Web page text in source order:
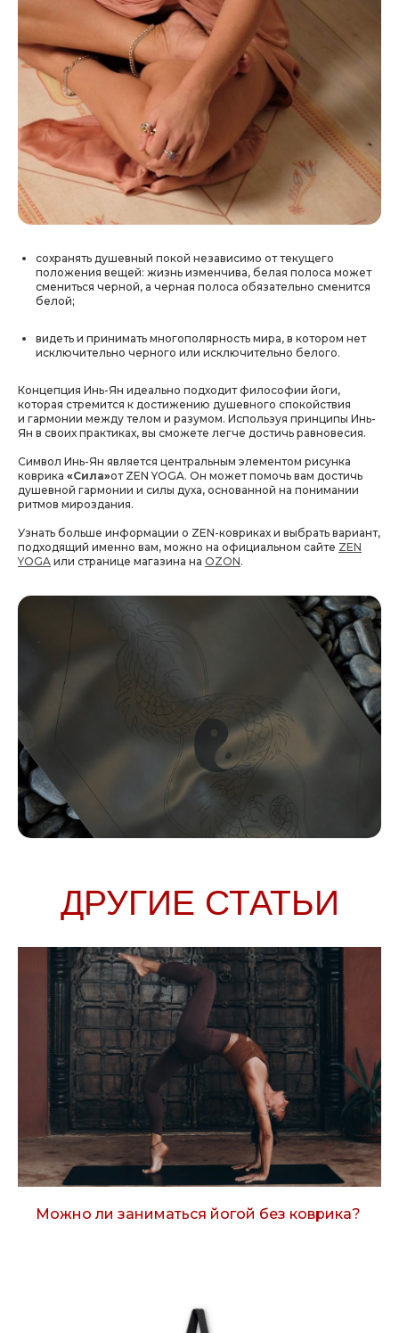
сохранять душевный покой независимо от текущего
положения вещей: жизнь изменчива, белая полоса может
смениться черной, а черная полоса обязательно сменится
белой;
видеть и принимать многополярность мира, в котором нет
исключительно черного или исключительно белого.
Концепция Инь-Ян идеально подходит философии йоги,
которая стремится к достижению душевного спокойствия
и гармонии между телом и разумом. Используя принципы Инь-
Ян в своих практиках, вы сможете легче достичь равновесия.
Символ Инь-Ян является центральным элементом рисунка
коврика «Сила»от ZEN YOGA. Он может помочь вам достичь
душевной гармонии и силы духа, основанной на понимании
ритмов мироздания.
Узнать больше информации о ZEN-ковриках и выбрать вариант,
подходящий именно вам, можно на официальном сайте ZEN
YOGA или странице магазина на OZON.
Можно ли заниматься йогой без коврика?